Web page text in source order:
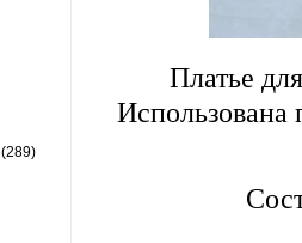
(289)
Платье